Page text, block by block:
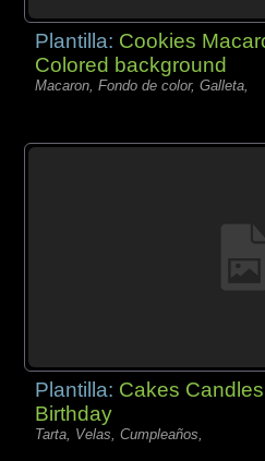
Plantilla: Cookies
Colored background
Macaron, Fondo de color, Galleta,
Plantilla: Cakes Candles
Birthday
Tarta, Velas, Cumpleaños,